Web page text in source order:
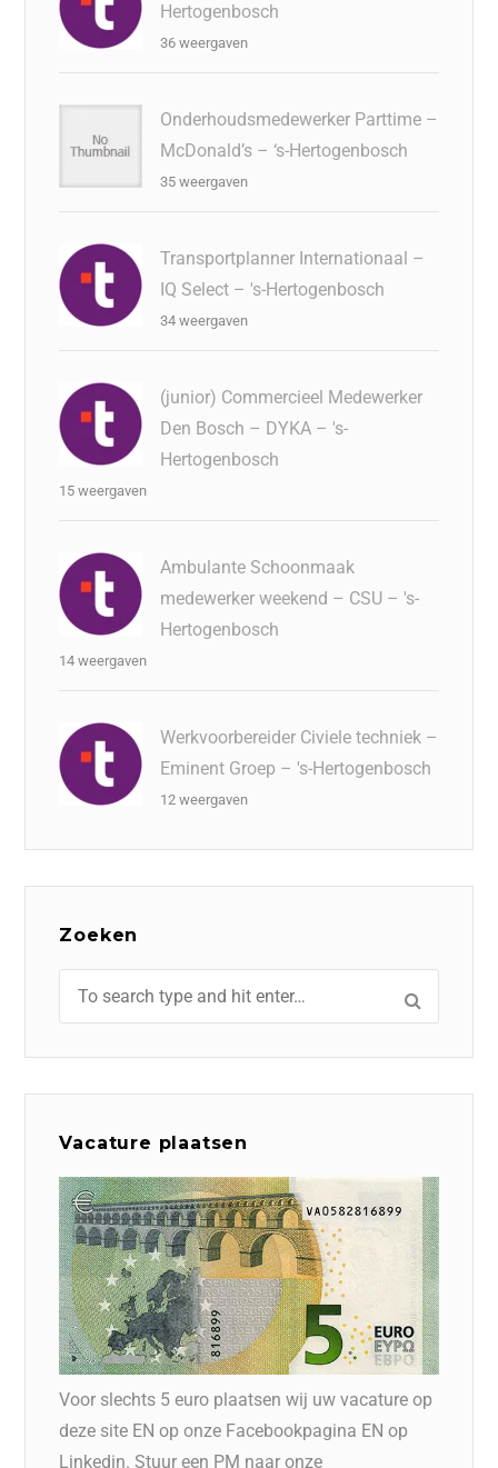
Hertogenbosch
36 weergaven
Onderhoudsmedewerker Parttime –
McDonald’s – ‘s-Hertogenbosch
35 weergaven
Transportplanner Internationaal –
IQ Select – 's-Hertogenbosch
34 weergaven
(junior) Commercieel Medewerker
Den Bosch – DYKA – 's-
Hertogenbosch
15 weergaven
Ambulante Schoonmaak
medewerker weekend – CSU – 's-
Hertogenbosch
14 weergaven
Werkvoorbereider Civiele techniek –
Eminent Groep – 's-Hertogenbosch
12 weergaven
Zoeken
Vacature plaatsen
Voor slechts 5 euro plaatsen wij uw vacature op
deze site EN op onze Facebookpagina EN op
Linkedin. Stuur een PM naar onze